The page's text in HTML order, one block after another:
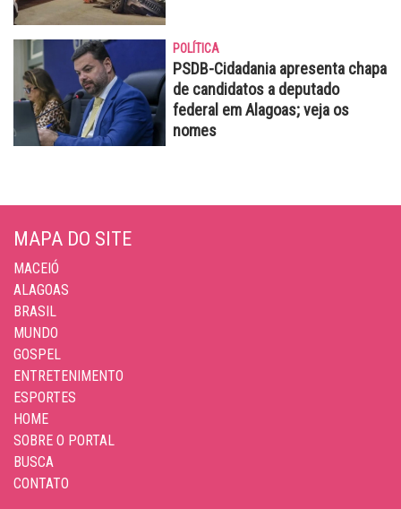
POLÍTICA
PSDB-Cidadania apresenta chapa
de candidatos a deputado
federal em Alagoas; veja os
nomes
MAPA DO SITE
MACEIÓ
ALAGOAS
BRASIL
MUNDO
GOSPEL
ENTRETENIMENTO
ESPORTES
HOME
SOBRE O PORTAL
BUSCA
CONTATO